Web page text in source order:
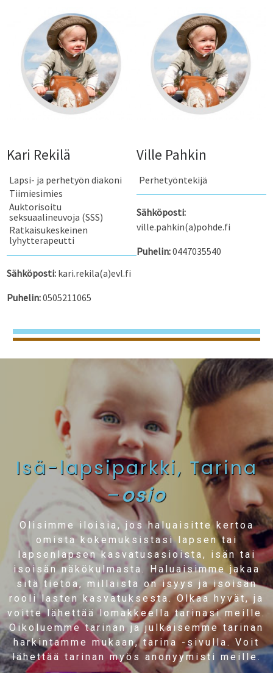
Kari Rekilä
Lapsi- ja perhetyön diakoni
Tiimiesimies
Auktorisoitu
seksuaalineuvoja (SSS)
Ratkaisukeskeinen
lyhytterapeutti
Sähköposti: kari.rekila(a)evl.fi
Puhelin:0505211065
Ville Pahkin
Perhetyöntekijä
Sähköposti:
ville.pahkin(a)pohde.fi
Puhelin:0447035540
Isä-lapsiparkki, Tarina
–osio
Olisimme iloisia, jos haluaisitte kertoa
omista kokemuksistasi lapsen tai
lapsenlapsen kasvatusasioista, isän tai
isoisän näkökulmasta. Haluaisimme jakaa
sitä tietoa, millaista on isyys ja isoisän
rooli lasten kasvatuksesta. Olkaa hyvät, ja
voitte lähettää lomakkeella tarinasi meille.
Oikoluemme tarinan ja julkaisemme tarinan
harkintamme mukaan, tarina -sivulla. Voit
lähettää tarinan myös anonyymisti meille.